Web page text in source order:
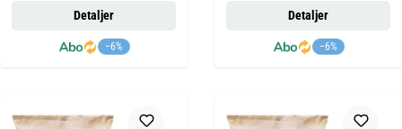
−6%
Detaljer
−6%
Detaljer